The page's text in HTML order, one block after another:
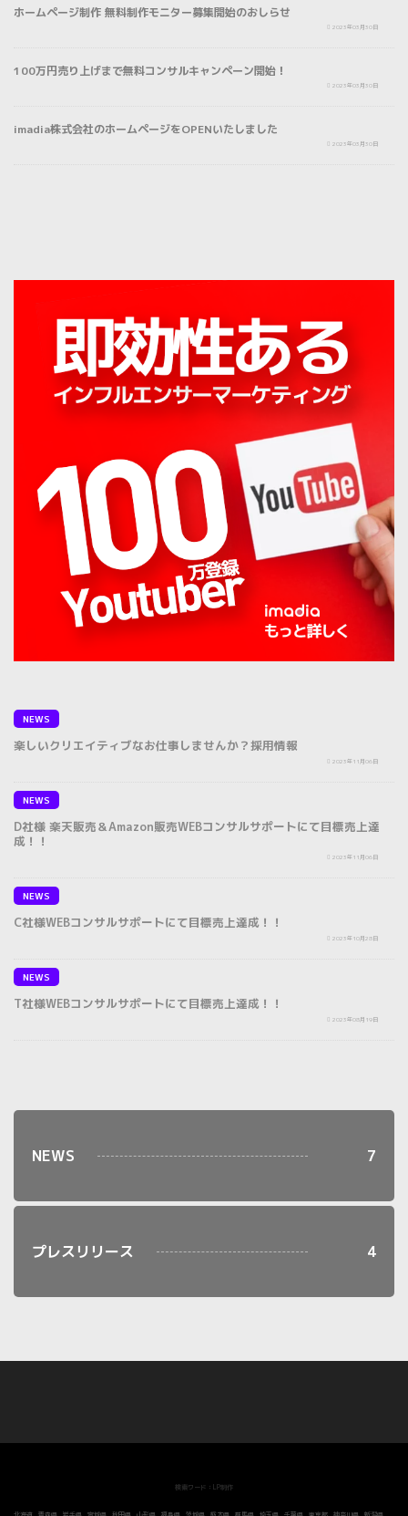
ホームページ制作 無料制作モニター募集開始のおしらせ
2023年03月30日
100万円売り上げまで無料コンサルキャンペーン開始！
2023年03月30日
imadia株式会社のホームページをOPENいたしました
2023年03月30日
NEWS
楽しいクリエイティブなお仕事しませんか？採用情報
2023年11月06日
NEWS
D社様 楽天販売＆Amazon販売WEBコンサルサポートにて目標売上達
成！！
2023年11月06日
NEWS
C社様WEBコンサルサポートにて目標売上達成！！
2023年10月28日
NEWS
T社様WEBコンサルサポートにて目標売上達成！！
2023年08月19日
NEWS 7
プレスリリース 4
検索ワード：LP制作
北海道 青森県 岩手県 宮城県 秋田県 山形県 福島県 茨城県 栃木県 群馬県 埼玉県 千葉県 東京都 神奈川県 新潟県